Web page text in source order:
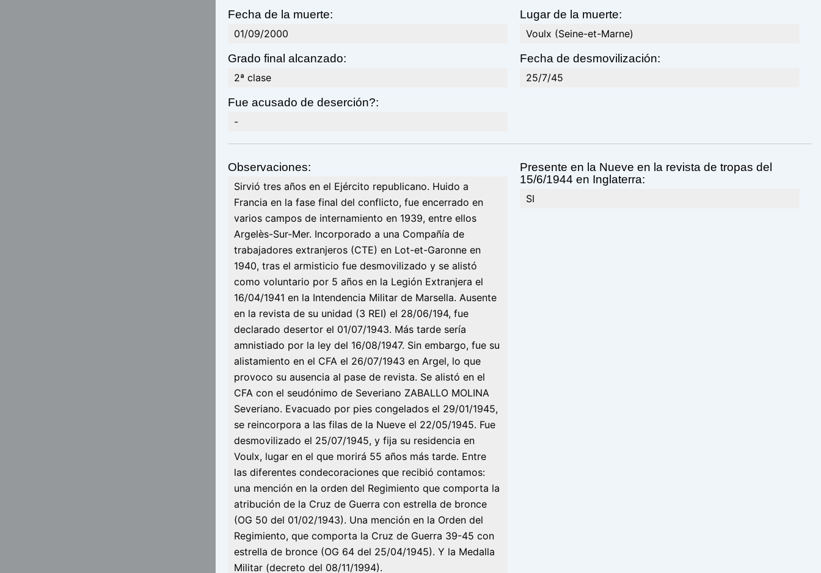
Fecha de la muerte:
01/09/2000
Lugar de la muerte:
Voulx (Seine-et-Marne)
Grado final alcanzado:
2ª clase
Fecha de desmovilización:
25/7/45
Fue acusado de deserción?:
-
Observaciones:
Sirvió tres años en el Ejército republicano. Huido a
Francia en la fase final del conflicto, fue encerrado en
varios campos de internamiento en 1939, entre ellos
Argelès-Sur-Mer. Incorporado a una Compañía de
trabajadores extranjeros (CTE) en Lot-et-Garonne en
1940, tras el armisticio fue desmovilizado y se alistó
como voluntario por 5 años en la Legión Extranjera el
16/04/1941 en la Intendencia Militar de Marsella. Ausente
en la revista de su unidad (3 REI) el 28/06/194, fue
declarado desertor el 01/07/1943. Más tarde sería
amnistiado por la ley del 16/08/1947. Sin embargo, fue su
alistamiento en el CFA el 26/07/1943 en Argel, lo que
provoco su ausencia al pase de revista. Se alistó en el
CFA con el seudónimo de Severiano ZABALLO MOLINA
Severiano. Evacuado por pies congelados el 29/01/1945,
se reincorpora a las filas de la Nueve el 22/05/1945. Fue
desmovilizado el 25/07/1945, y fija su residencia en
Voulx, lugar en el que morirá 55 años más tarde. Entre
las diferentes condecoraciones que recibió contamos:
una mención en la orden del Regimiento que comporta la
atribución de la Cruz de Guerra con estrella de bronce
(OG 50 del 01/02/1943). Una mención en la Orden del
Regimiento, que comporta la Cruz de Guerra 39-45 con
estrella de bronce (OG 64 del 25/04/1945). Y la Medalla
Militar (decreto del 08/11/1994).
Presente en la Nueve en la revista de tropas del
15/6/1944 en Inglaterra:
SI